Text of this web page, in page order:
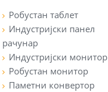
Робустан таблет
Индустријски панел
рачунар
Индустријски монитор
Робустан монитор
Паметни конвертор